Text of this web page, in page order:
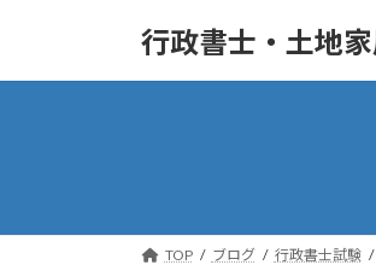
行政書士・土地
TOP ブログ 行政書士試験